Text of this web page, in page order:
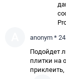
anonym *
Подойдет
плитки на